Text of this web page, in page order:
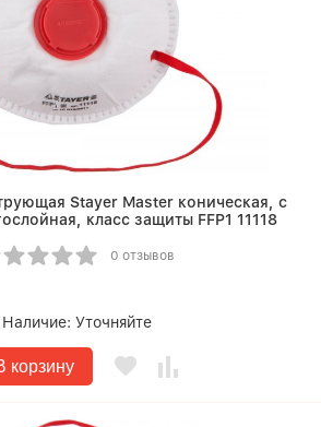
Stayer Master коническая, с
класс защиты FFP1 11118
0 отзывов
Наличие: Уточняйте
корзину